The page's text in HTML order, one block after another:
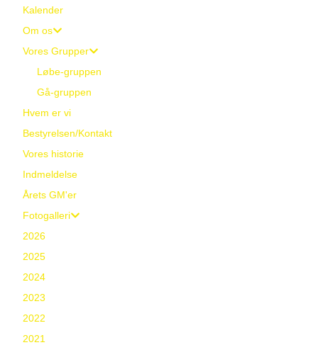
Kalender
Om os
Vores Grupper
Løbe-gruppen
Gå-gruppen
Hvem er vi
Bestyrelsen/Kontakt
Vores historie
Indmeldelse
Årets GM'er
Fotogalleri
2026
2025
2024
2023
2022
2021